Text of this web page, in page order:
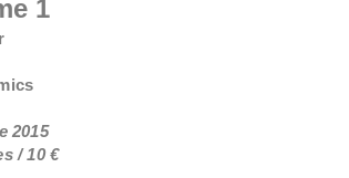
1
2015
/ 10 €